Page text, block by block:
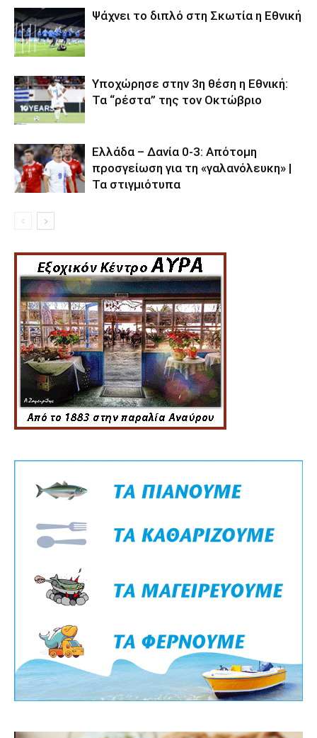
Ψάχνει το διπλό στη Σκωτία η Εθνική
Υποχώρησε στην 3η θέση η Εθνική:
Τα “ρέστα” της τον Οκτώβριο
Ελλάδα – Δανία 0-3: Απότομη
προσγείωση για τη «γαλανόλευκη» |
Τα στιγμιότυπα